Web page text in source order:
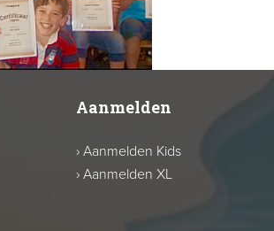
Aanmelden
› Aanmelden Kids
› Aanmelden XL